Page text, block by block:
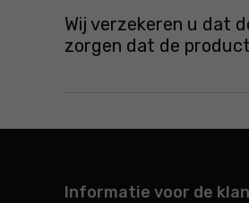
Wij verzekeren u dat
zorgen dat de
Informatie voor de